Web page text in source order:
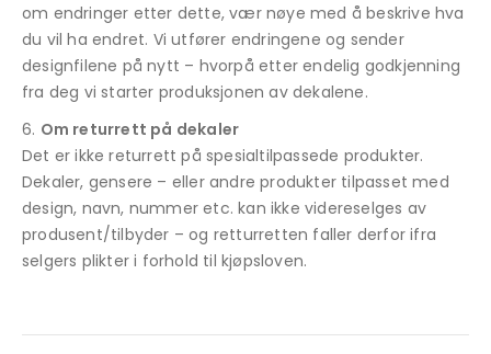
om endringer etter dette, vær nøye med å beskrive hva
du vil ha endret. Vi utfører endringene og sender
designfilene på nytt – hvorpå etter endelig godkjenning
fra deg vi starter produksjonen av dekalene.
Om returrett på dekaler
Det er ikke returrett på spesialtilpassede produkter.
Dekaler, gensere – eller andre produkter tilpasset med
design, navn, nummer etc. kan ikke videreselges av
produsent/tilbyder – og retturretten faller derfor ifra
selgers plikter i forhold til kjøpsloven.